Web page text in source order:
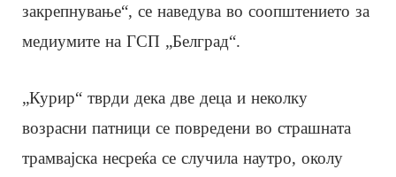
закрепнување“, се наведува во соопштението за
медиумите на ГСП „Белград“.
„Курир“ тврди дека две деца и неколку
возрасни патници се повредени во страшната
трамвајска несреќа се случила наутро, околу